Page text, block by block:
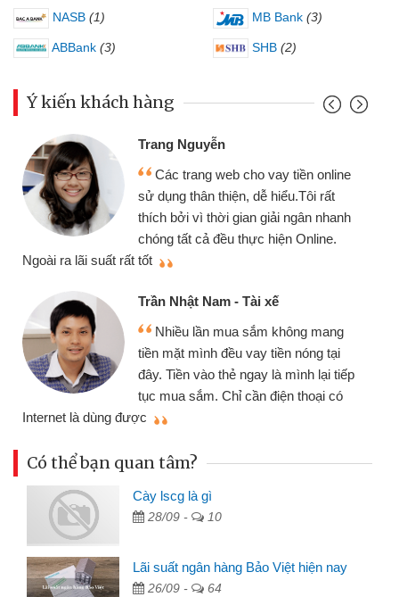
NASB (1) MB Bank (3)
ABBank (3) SHB (2)
Ý kiến khách hàng
Trang Nguyễn
Các trang web cho vay tiền online
sử dụng thân thiện, dễ hiểu.Tôi rất
thích bởi vì thời gian giải ngân nhanh
chóng tất cả đều thực hiện Online.
Ngoài ra lãi suất rất tốt
Trần Nhật Nam - Tài xế
Nhiều lần mua sắm không mang
tiền mặt mình đều vay tiền nóng tại
đây. Tiền vào thẻ ngay là mình lại tiếp
tục mua sắm. Chỉ cần điện thoại có
Internet là dùng được
Có thể bạn quan tâm?
Cày lscg là gì
28/09 - 10
Lãi suất ngân hàng Bảo Việt hiện nay
26/09 - 64